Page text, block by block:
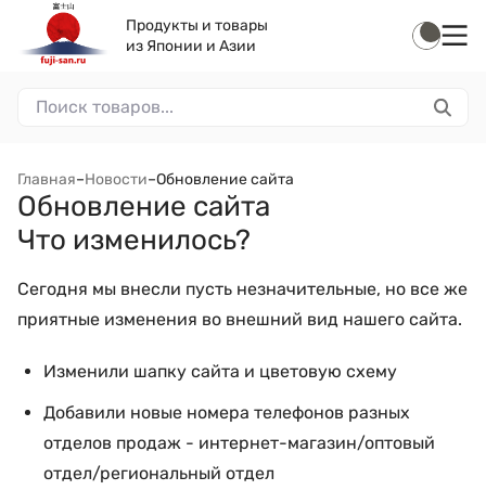
Продукты и товары
из Японии и Азии
Главная–Новости–Обновление сайта
Обновление сайта
Что изменилось?
Сегодня мы внесли пусть незначительные, но все же
приятные изменения во внешний вид нашего сайта.
Изменили шапку сайта и цветовую схему
Добавили новые номера телефонов разных
отделов продаж - интернет-магазин/оптовый
отдел/региональный отдел